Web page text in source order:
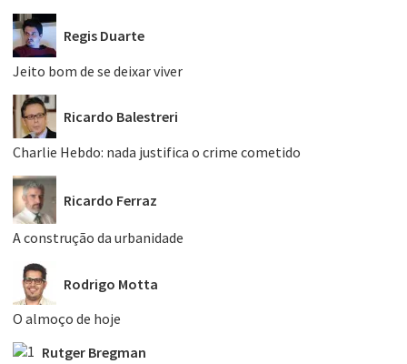
Regis Duarte
Jeito bom de se deixar viver
Ricardo Balestreri
Charlie Hebdo: nada justifica o crime cometido
Ricardo Ferraz
A construção da urbanidade
Rodrigo Motta
O almoço de hoje
Rutger Bregman